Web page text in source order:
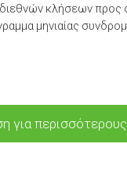
κλήσεων προς
μηνιαίας
για